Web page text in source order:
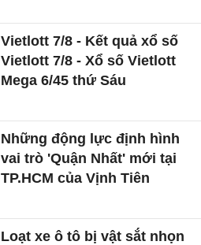
Vietlott 7/8 - Kết quả xổ số
Vietlott 7/8 - Xổ số Vietlott
Mega 6/45 thứ Sáu
Những động lực định hình
vai trò 'Quận Nhất' mới tại
TP.HCM của Vịnh Tiên
Loạt xe ô tô bị vật sắt nhọn